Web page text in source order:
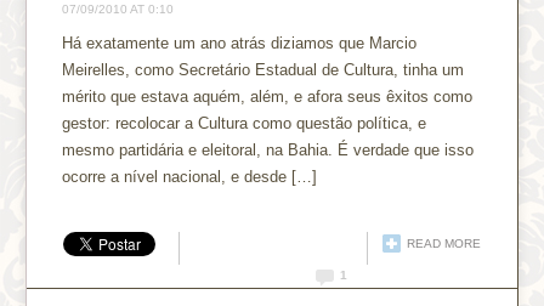
07/09/2010 AT 0:10
Há exatamente um ano atrás diziamos que Marcio
Meirelles, como Secretário Estadual de Cultura, tinha um
mérito que estava aquém, além, e afora seus êxitos como
gestor: recolocar a Cultura como questão política, e
mesmo partidária e eleitoral, na Bahia. É verdade que isso
ocorre a nível nacional, e desde […]
READ MORE
1